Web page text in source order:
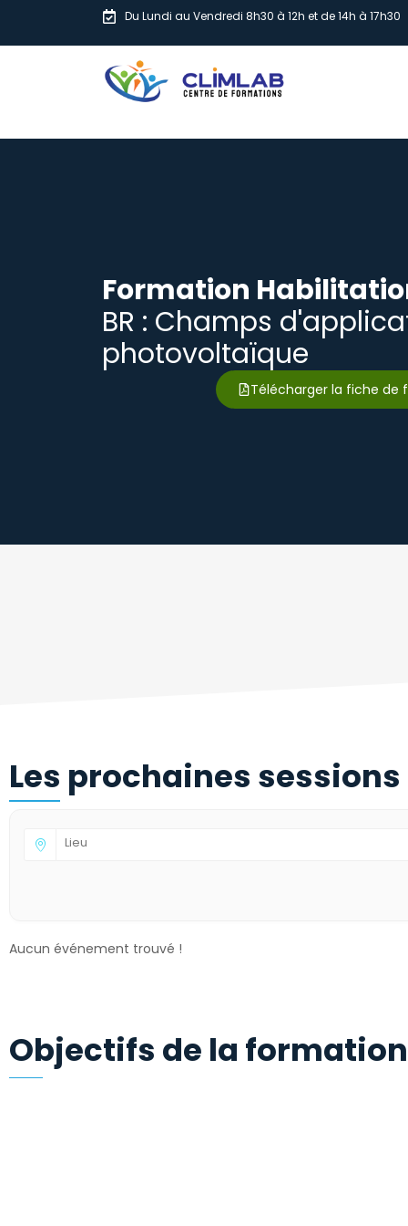
Du Lundi au Vendredi 8h30 à 12h et de 14h à 17h30
Formation
BR : Champs
photovoltaïque
Télécharger la fiche de
Les prochaines sessions
Aucun événement trouvé !
Objectifs de la formation